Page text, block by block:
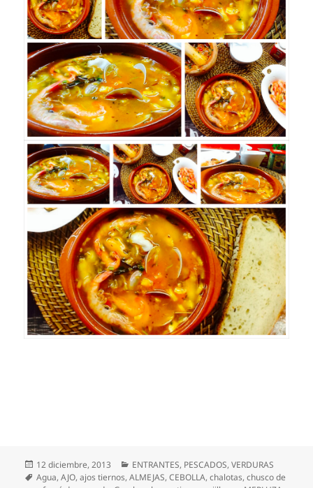
Publicado
el
12 diciembre, 2013 Categorías
ENTRANTES, PESCADOS,VERDURAS
Etiquetas
Agua,AJO,ajos tiernos,ALMEJAS,CEBOLLA,chalotas,chusco de